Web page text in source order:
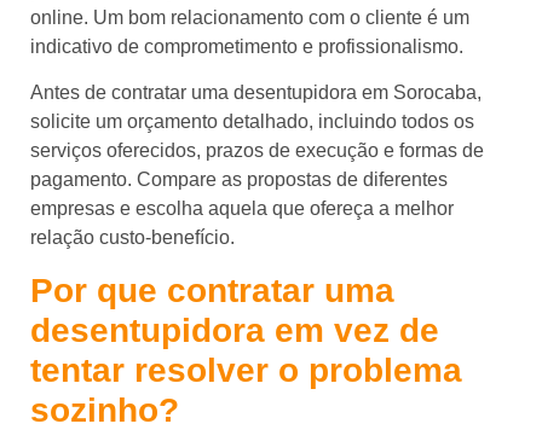
online. Um bom relacionamento com o cliente é um
indicativo de comprometimento e profissionalismo.
Antes de contratar uma desentupidora em Sorocaba,
solicite um orçamento detalhado, incluindo todos os
serviços oferecidos, prazos de execução e formas de
pagamento. Compare as propostas de diferentes
empresas e escolha aquela que ofereça a melhor
relação custo-benefício.
Por que contratar uma
desentupidora em vez de
tentar resolver o problema
sozinho?